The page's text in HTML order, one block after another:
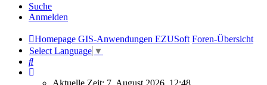
Suche
Anmelden
Homepage GIS-Anwendungen EZUSoft Foren-Übersicht
Select Language ▼
Suche
Aktuelle Zeit: 7. August 2026, 12:48